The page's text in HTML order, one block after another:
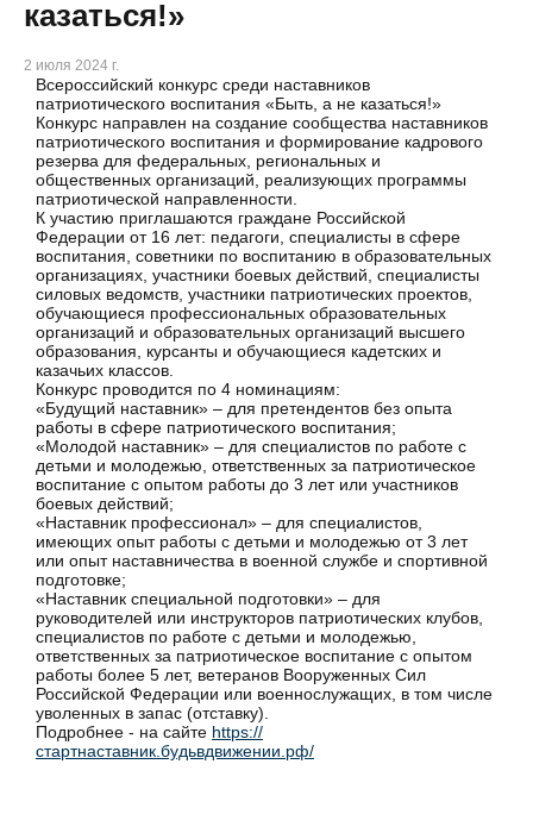
казаться!»
2 июля 2024 г.
Всероссийский конкурс среди наставников
патриотического воспитания «Быть, а не казаться!»
Конкурс направлен на создание сообщества наставников
патриотического воспитания и формирование кадрового
резерва для федеральных, региональных и
общественных организаций, реализующих программы
патриотической направленности.
К участию приглашаются граждане Российской
Федерации от 16 лет: педагоги, специалисты в сфере
воспитания, советники по воспитанию в образовательных
организациях, участники боевых действий, специалисты
силовых ведомств, участники патриотических проектов,
обучающиеся профессиональных образовательных
организаций и образовательных организаций высшего
образования, курсанты и обучающиеся кадетских и
казачьих классов.
Конкурс проводится по 4 номинациям:
«Будущий наставник» – для претендентов без опыта
работы в сфере патриотического воспитания;
«Молодой наставник» – для специалистов по работе с
детьми и молодежью, ответственных за патриотическое
воспитание с опытом работы до 3 лет или участников
боевых действий;
«Наставник профессионал» – для специалистов,
имеющих опыт работы с детьми и молодежью от 3 лет
или опыт наставничества в военной службе и спортивной
подготовке;
«Наставник специальной подготовки» – для
руководителей или инструкторов патриотических клубов,
специалистов по работе с детьми и молодежью,
ответственных за патриотическое воспитание с опытом
работы более 5 лет, ветеранов Вооруженных Сил
Российской Федерации или военнослужащих, в том числе
уволенных в запас (отставку).
Подробнее - на сайте https://
стартнаставник.будьвдвижении.рф/